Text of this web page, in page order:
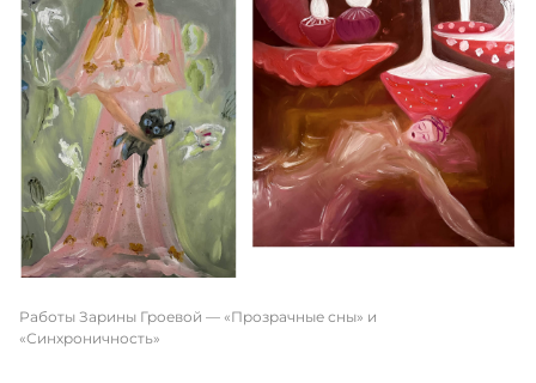
Работы Зарины Гроевой — «Прозрачные сны» и
«Синхроничность»